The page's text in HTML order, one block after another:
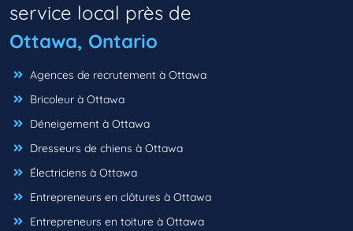
service local près de
Ottawa, Ontario
Agences de recrutement à Ottawa
Bricoleur à Ottawa
Déneigement à Ottawa
Dresseurs de chiens à Ottawa
Électriciens à Ottawa
Entrepreneurs en clôtures à Ottawa
Entrepreneurs en toiture à Ottawa